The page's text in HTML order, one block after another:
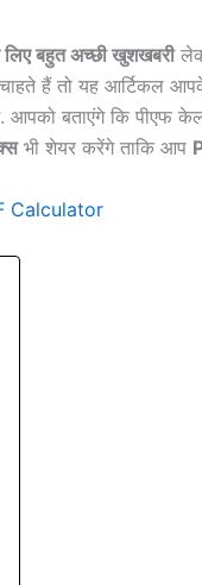
लिए बहुत अच्छी खुशखबरी
चाहते हैं तो यह आर्टिकल
आपको बताएंगे कि
भी शेयर करेंगे ताकि आप